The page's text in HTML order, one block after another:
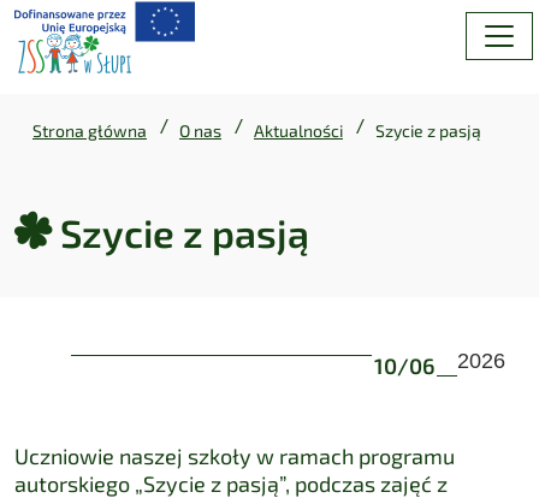
Strona główna / O nas / Aktualności / Szycie z pasją
Szycie z pasją
Szycie z pasją 10/06 2026
Uczniowie naszej szkoły w ramach programu
autorskiego „Szycie z pasją”, podczas zajęć z